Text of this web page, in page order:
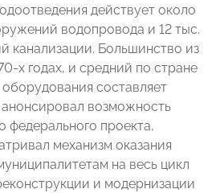
действует около
водопровода и 12 тыс.
канализации. Большинство из
х годах, и средний по стране
составляет
анонсировал возможность
федерального проекта,
механизм оказания
на весь цикл
и модернизации